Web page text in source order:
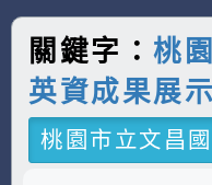
關鍵字：桃
英資成果展示
桃園市立文昌